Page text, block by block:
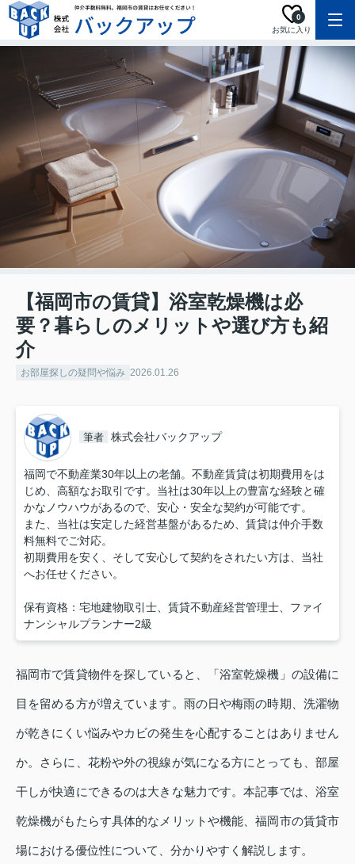
お気に入り
0
【福岡市の賃貸】浴室乾燥機は必
要？暮らしのメリットや選び方も紹
介
お部屋探しの疑問や悩み 2026.01.26
筆者 株式会社バックアップ
福岡で不動産業30年以上の老舗。不動産賃貸は初期費用をは
じめ、高額なお取引です。当社は30年以上の豊富な経験と確
かなノウハウがあるので、安心・安全な契約が可能です。
また、当社は安定した経営基盤があるため、賃貸は仲介手数
料無料でご対応。
初期費用を安く、そして安心して契約をされたい方は、当社
へお任せください。
保有資格：宅地建物取引士、賃貸不動産経営管理士、ファイ
ナンシャルプランナー2級
福岡市で賃貸物件を探していると、「浴室乾燥機」の設備に
目を留める方が増えています。雨の日や梅雨の時期、洗濯物
が乾きにくい悩みやカビの発生を心配することはありません
か。さらに、花粉や外の視線が気になる方にとっても、部屋
干しが快適にできるのは大きな魅力です。本記事では、浴室
乾燥機がもたらす具体的なメリットや機能、福岡市の賃貸市
場における優位性について、分かりやすく解説します。